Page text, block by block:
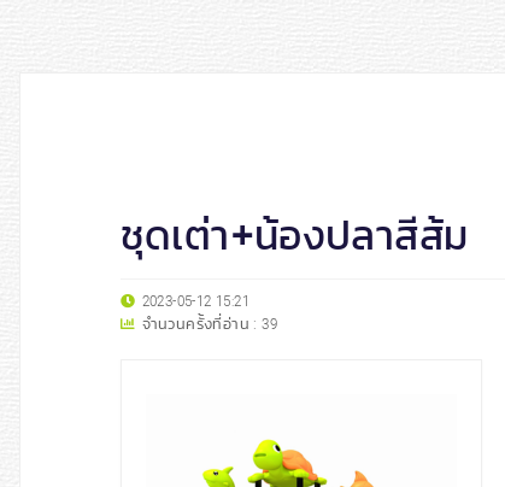
ชุดเต่า+น้องปลาสีส้ม
2023-05-12 15:21
จำนวนครั้งที่อ่าน :39